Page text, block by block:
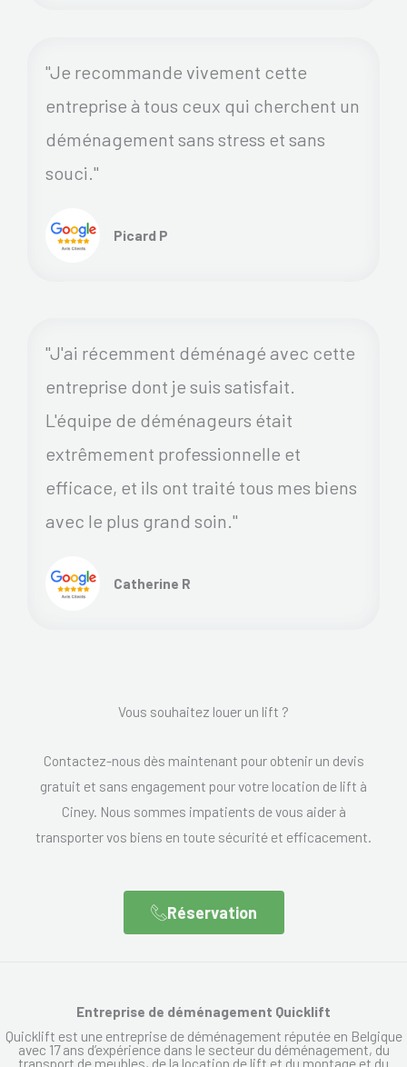
"Je recommande vivement cette
entreprise à tous ceux qui cherchent un
déménagement sans stress et sans
souci."
Picard P
"J'ai récemment déménagé avec cette
entreprise dont je suis satisfait.
L'équipe de déménageurs était
extrêmement professionnelle et
efficace, et ils ont traité tous mes biens
avec le plus grand soin."
Catherine R
Vous souhaitez louer un lift ?
Contactez-nous dès maintenant pour obtenir un devis
gratuit et sans engagement pour votre location de lift à
Ciney. Nous sommes impatients de vous aider à
transporter vos biens en toute sécurité et efficacement.
Réservation
Entreprise de déménagement Quicklift
Quicklift est une entreprise de déménagement réputée en Belgique
avec 17 ans d’expérience dans le secteur du déménagement, du
transport de meubles, de la location de lift et du montage et du